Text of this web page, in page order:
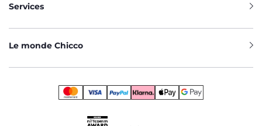
Services
Le monde Chicco